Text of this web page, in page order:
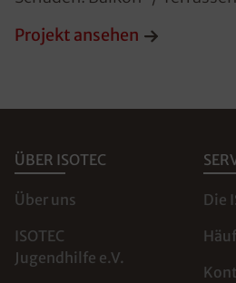
Projekt ansehen
ÜBER ISOTEC
Über uns
ISOTEC
Jugendhilfe e.V.
Die